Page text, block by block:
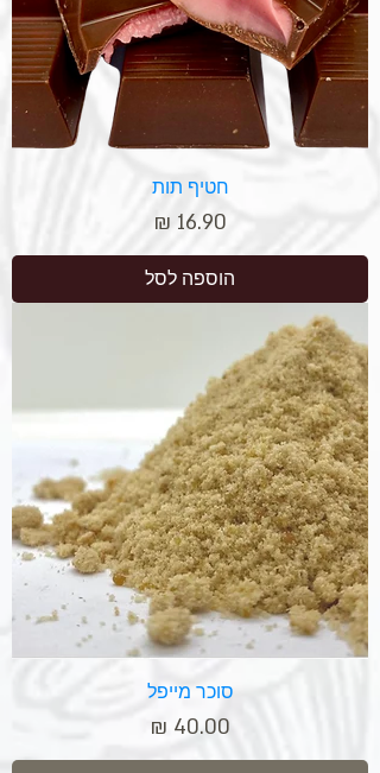
חטיף תות
מחיר
הוספה לסל
סוכר מייפל
מחיר